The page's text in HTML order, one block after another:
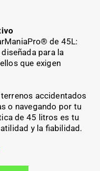
de 45L:
para la
que exigen
accidentados
o navegando por tu
de 45 litros es tu
y la fiabilidad.